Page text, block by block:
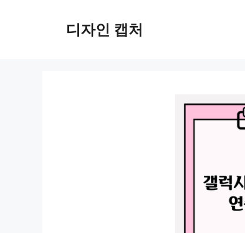
디자인 캡처